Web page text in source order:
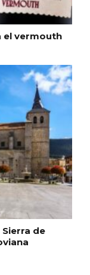
el vermouth
de
a